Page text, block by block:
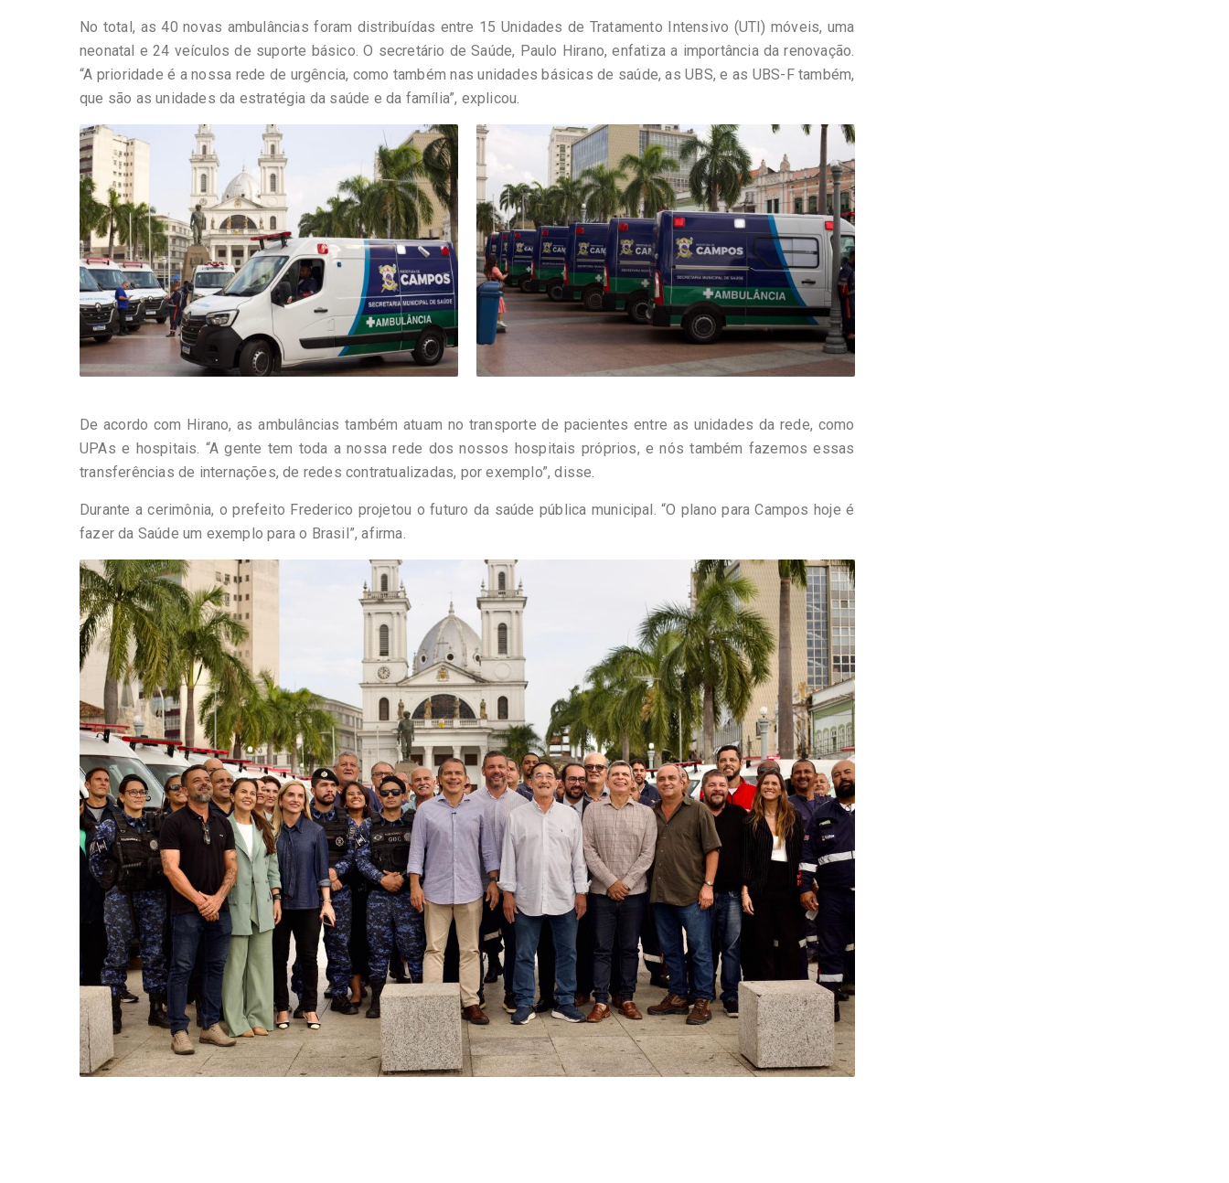
No total, as 40 novas ambulâncias foram distribuídas entre 15 Unidades de Tratamento Intensivo (UTI) móveis, uma
neonatal e 24 veículos de suporte básico. O secretário de Saúde, Paulo Hirano, enfatiza a importância da renovação.
“A prioridade é a nossa rede de urgência, como também nas unidades básicas de saúde, as UBS, e as UBS-F também,
que são as unidades da estratégia da saúde e da família”, explicou.
De acordo com Hirano, as ambulâncias também atuam no transporte de pacientes entre as unidades da rede, como
UPAs e hospitais. “A gente tem toda a nossa rede dos nossos hospitais próprios, e nós também fazemos essas
transferências de internações, de redes contratualizadas, por exemplo”, disse.
Durante a cerimônia, o prefeito Frederico projetou o futuro da saúde pública municipal. “O plano para Campos hoje é
fazer da Saúde um exemplo para o Brasil”, afirma.